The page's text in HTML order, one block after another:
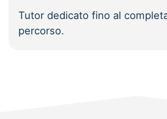
Tutor dedicato fino al
percorso.